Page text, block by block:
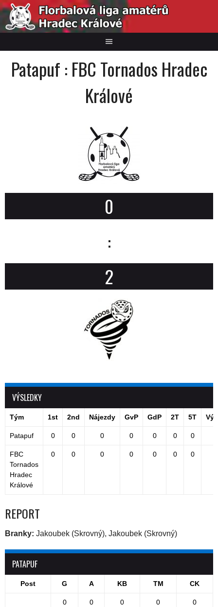
Skip
content
Patapuf : FBC Tornados Hradec
Králové
0
:
2
VÝSLEDKY
Tým 1st 2nd Nájezdy GvP GdP 2T 5T
Patapuf 0 0 0 0 0 0 0
FBC
Tornados
Hradec
Králové
0 0 0 0 0 0 0
REPORT
Branky: Jakoubek (Skrovný), Jakoubek (Skrovný)
PATAPUF
Post G A KB TM CK
0 0 0 0 0